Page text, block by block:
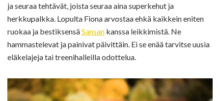
ja seuraa tehtävät, joista seuraa aina superkehut ja
herkkupalkka. Lopulta Fiona arvostaa ehkä kaikkein eniten
ruokaa ja bestiksensäSansan kanssa leikkimistä. Ne
hammastelevat ja painivat päivittäin. Ei se enää tarvitse uusia
eläkelajeja tai treenihalleilla odottelua.